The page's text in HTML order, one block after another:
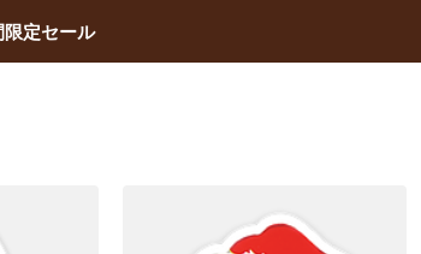
定セール